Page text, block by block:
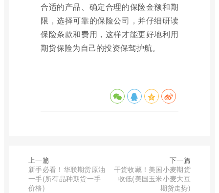
合适的产品、确定合理的保险金额和期
限，选择可靠的保险公司，并仔细研读
保险条款和费用，这样才能更好地利用
期货保险为自己的投资保驾护航。
上一篇
新手必看！华联期货原油
一手(所有品种期货一手
价格)
下一篇
干货收藏！美国小麦期货
收低(美国玉米小麦大豆
期货走势)